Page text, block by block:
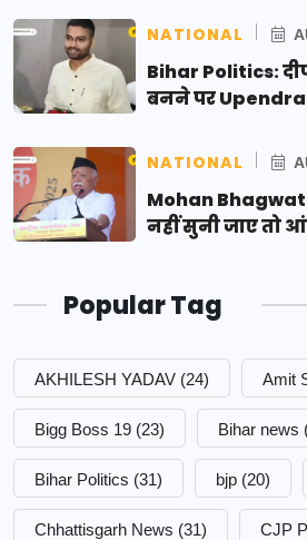
NATIONAL
Bihar Politics:
बनने पर
NATIONAL
Mohan
नहीं सुनी जाए तो
Popular Tag
AKHILESH YADAV (24) Amit
Bigg Boss 19 (23) Bihar news
Bihar Politics (31) bjp (20)
Chhattisgarh News (31) CJP